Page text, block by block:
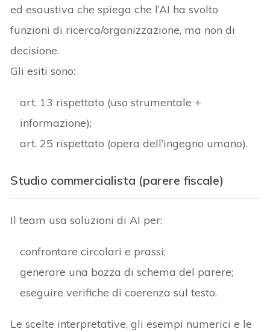
ed esaustiva che spiega che l’AI ha svolto
funzioni di ricerca/organizzazione, ma non di
decisione.
Gli esiti sono:
art. 13 rispettato (uso strumentale +
informazione);
art. 25 rispettato (opera dell’ingegno umano).
Studio commercialista (parere fiscale)
Il team usa soluzioni di AI per:
confrontare circolari e prassi;
generare una bozza di schema del parere;
eseguire verifiche di coerenza sul testo.
Le scelte interpretative, gli esempi numerici e le